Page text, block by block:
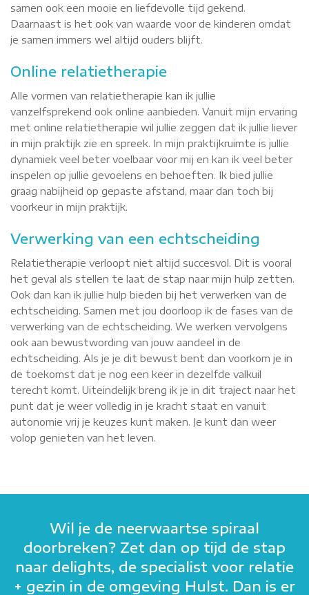
samen ook een mooie en liefdevolle tijd gekend.
Daarnaast is het ook van waarde voor de kinderen omdat
je samen immers wel altijd ouders blijft.
Online relatietherapie
Alle vormen van relatietherapie kan ik jullie
vanzelfsprekend ook online aanbieden. Vanuit mijn ervaring
met online relatietherapie wil jullie zeggen dat ik jullie liever
in mijn praktijk zie en spreek. In mijn praktijkruimte is jullie
dynamiek veel beter voelbaar voor mij en kan ik veel beter
inspelen op jullie gevoelens en behoeften. Ik bied jullie
graag nabijheid op gepaste afstand, maar dan toch bij
voorkeur in mijn praktijk.
Verwerking van een echtscheiding
Relatietherapie verloopt niet altijd succesvol. Dit is vooral
het geval als stellen te laat de stap naar mijn hulp zetten.
Ook dan kan ik jullie hulp bieden bij het verwerken van de
echtscheiding. Samen met jou doorloop ik de fases van de
verwerking van de echtscheiding. We werken vervolgens
ook aan bewustwording van jouw aandeel in de
echtscheiding. Als je je dit bewust bent dan voorkom je in
de toekomst dat je nog een keer in dezelfde valkuil
terecht komt. Uiteindelijk breng ik je in dit traject naar het
punt dat je weer volledig in je kracht staat en vanuit
autonomie vrij je keuzes kunt maken. Je kunt dan weer
volop genieten van het leven.
Wil je de neerwaartse spiraal
doorbreken? Zet dan op tijd de stap
naar delights, de specialist voor relatie
+ gezin in de omgeving Hulst. Dan is er